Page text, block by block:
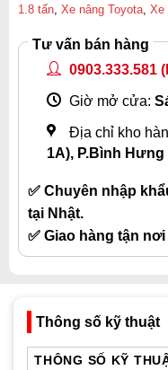
1.8 tấn, Xe nâng Toyota, Xe
Tư vấn bán hàng
0903.333.581
Giờ mở cửa:
Địa chỉ kho
1A), P.Bình Hưng
✅ Chuyên nhập
tại Nhật.
✅ Giao hàng tận
Thông số kỹ thuật
THÔNG SỐ KỸ